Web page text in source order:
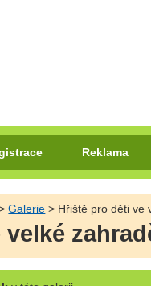
Reklama
Galerie > Hřiště pro děti ve